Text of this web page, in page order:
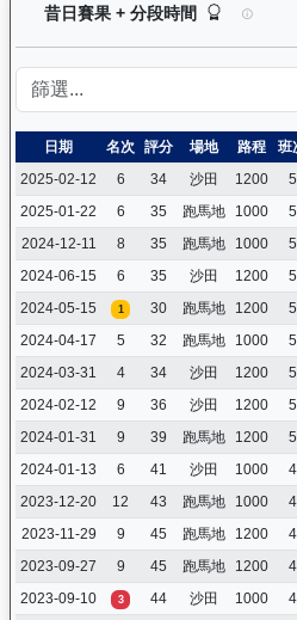
昔日賽果 + 分段時間 日新
日期 名次 評分 場地 路程 班
2025-02-12
6 34 沙田 1200 5
2025-01-22
6 35 跑馬地 1000 5
2024-12-11
8 35 跑馬地 1000 5
2024-06-15
6 35 沙田 1200 5
2024-05-15
1 30 跑馬地 1200 5
2024-04-17
5 32 跑馬地 1000 5
2024-03-31
4 34 沙田 1200 5
2024-02-12
9 36 沙田 1200 5
2024-01-31
9 39 跑馬地 1200 5
2024-01-13
6 41 沙田 1000 4
2023-12-20
12 43 跑馬地 1000 4
2023-11-29
9 45 跑馬地 1200 4
2023-09-27
9 45 跑馬地 1200 4
2023-09-10
3 44 沙田 1000 4